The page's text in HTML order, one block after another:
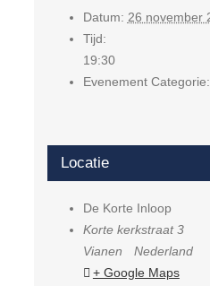
Datum: 26 november
Tijd:
19:30
Evenement Categorie:
Locatie
De Korte Inloop
Korte kerkstraat 3
Vianen
Nederland
+ Google Maps